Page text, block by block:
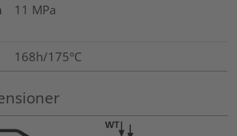
11 MPa
168h/175°C